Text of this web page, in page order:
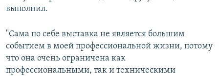
выполнил.
"Сама по себе выставка не является большим
событием в моей профессиональной жизни, потому
что она очень ограничена как
профессиональными, так и техническими